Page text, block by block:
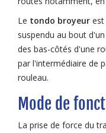
Le tondo broyeur est
suspendu au bout
des bas-côtés d'une
par l'intermédiaire de
rouleau.
Mode de
La prise de force du